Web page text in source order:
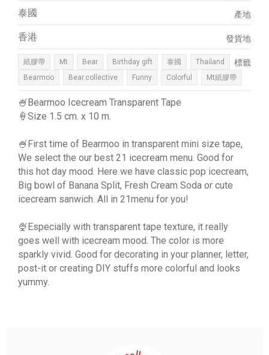
產地
泰國
發貨地
香港
標籤
紙膠帶 Mt Bear Birthday gift 泰國
Thailand
Bearmoo
Bear.collective Funny Colorful Mt紙膠帶
🍧Bearmoo Icecream Transparent Tape
🍦Size 1.5 cm. x 10 m.
🍧First time of Bearmoo in transparent mini size tape,
We select the our best 21 icecream menu. Good for
this hot day mood. Here we have classic pop icecream,
Big bowl of Banana Split, Fresh Cream Soda or cute
icecream sanwich. All in 21menu for you!
🍨Especially with transparent tape texture, it really
goes well with icecream mood. The color is more
sparkly vivid. Good for decorating in your planner, letter,
post-it or creating DIY stuffs more colorful and looks
yummy.